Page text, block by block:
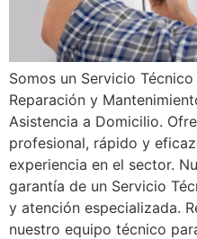
Somos un Servicio
Reparación y
Asistencia a Domicilio.
profesional, rápido y
experiencia en el sector.
garantía de un Servicio
y atención especializada.
nuestro equipo técnico